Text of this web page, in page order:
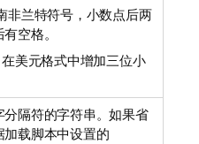
非兰特符号，小数点后两
空格。
美元格式中增加三位小
隔符的字符串。如果省
载脚本中设置的